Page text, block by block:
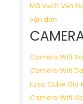
Mã Vạch Vận
vận đơn
Camera Wifi
Camera Wifi
Ezviz Cube Giá
Camera Wifi